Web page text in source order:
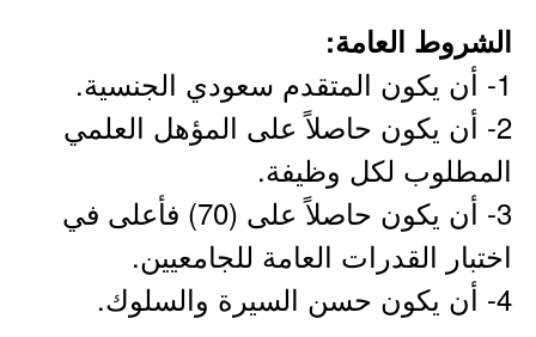
الشروط العامة:
1- أن يكون المتقدم سعودي الجنسية.
2- أن يكون حاصلاً على المؤهل العلمي
المطلوب لكل وظيفة.
3- أن يكون حاصلاً على (70) فأعلى في
اختبار القدرات العامة للجامعيين.
4- أن يكون حسن السيرة والسلوك.